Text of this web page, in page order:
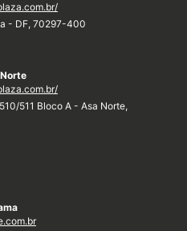
- DF, 70297-400
511 Bloco A - Asa Norte,